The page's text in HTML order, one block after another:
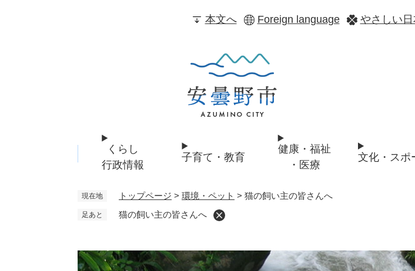
本文へ Foreign language やさしい
くらし
行政情報
子育て・教育
健康・福祉
・医療
文化・スポ
現在地 トップページ > 環境・ペット > 猫の飼い主の皆さんへ
足あと 猫の飼い主の皆さんへ